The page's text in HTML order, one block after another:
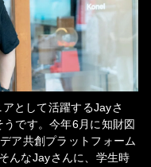
として活躍するJayさ
です。今年6月に知財図
ア共創プラットフォーム
んなJayさんに、学生時